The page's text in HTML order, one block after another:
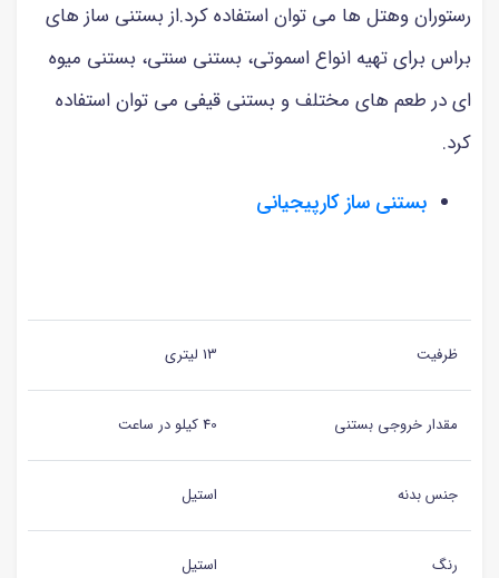
رستوران وهتل ها می توان استفاده کرد.از بستنی ساز های
براس برای تهیه انواع اسموتی، بستنی سنتی، بستنی میوه
ای در طعم های مختلف و بستنی قیفی می توان استفاده
کرد.
بستنی ساز کارپیجیانی
ظرفیت 13 لیتری
مقدار خروجی بستنی 40 کیلو در ساعت
جنس بدنه استیل
رنگ استیل